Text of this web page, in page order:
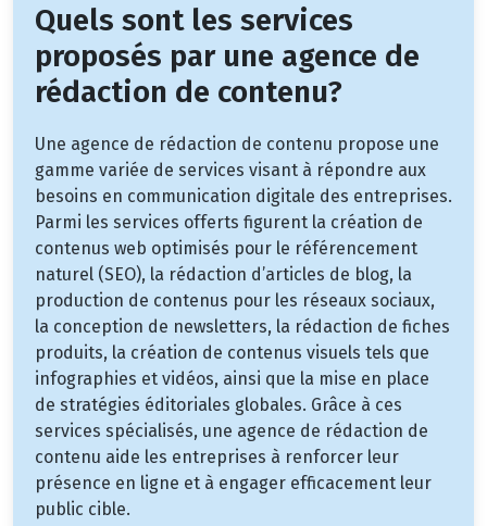
Quels sont les services
proposés par une agence de
rédaction de contenu?
Une agence de rédaction de contenu propose une
gamme variée de services visant à répondre aux
besoins en communication digitale des entreprises.
Parmi les services offerts figurent la création de
contenus web optimisés pour le référencement
naturel (SEO), la rédaction d’articles de blog, la
production de contenus pour les réseaux sociaux,
la conception de newsletters, la rédaction de fiches
produits, la création de contenus visuels tels que
infographies et vidéos, ainsi que la mise en place
de stratégies éditoriales globales. Grâce à ces
services spécialisés, une agence de rédaction de
contenu aide les entreprises à renforcer leur
présence en ligne et à engager efficacement leur
public cible.